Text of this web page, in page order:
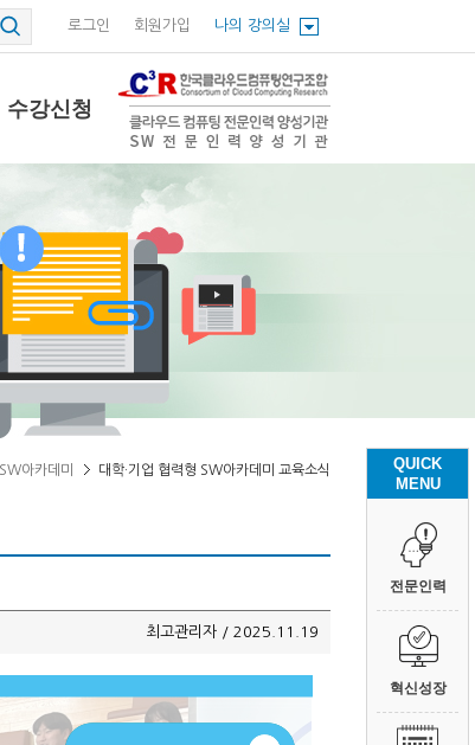
로그인 회원가입 나의 강의실
수강신청
QUICK
MENU
전문인력
혁신성장
아카데미 대학·기업 협력형 SW아카데미 교육소식
최고관리자 / 2025.11.19